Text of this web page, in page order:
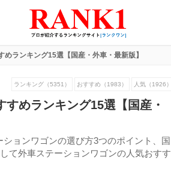
ランキング15選【国産・外車・最新版】
ランキング（5351） おすすめ（1983） 人気（1926）
めランキング15選【国産・
ョンワゴンの選び方3つのポイント、国
て外車ステーションワゴンの人気おすす